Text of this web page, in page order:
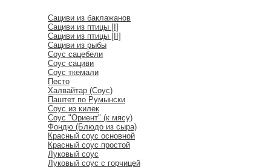
Сациви из баклажанов
Сациви из птицы [I]
Сациви из птицы [II]
Сациви из рыбы
Соус сацебели
Соус сациви
Соус ткемали
Песто
Халвайтар (Соус)
Паштет по Румынски
Соус из килек
Соус "Ориент" (к мясу)
Фондю (Блюдо из сыра)
Красный соус основной
Красный соус простой
Луковый соус
Луковый соус с горчицей